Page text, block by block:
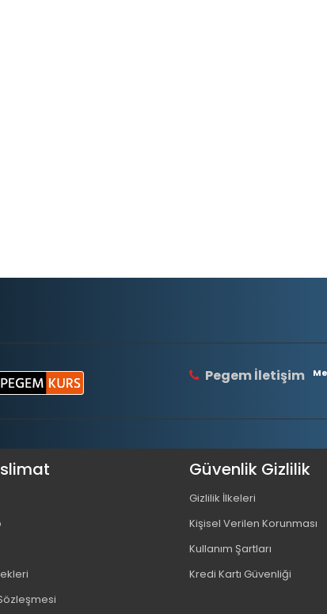
Pegem İletişim
Güvenlik Gizlilik
Gizlilik İlkeleri
Kişisel Verilen Korunması
Kullanım Şartları
Kredi Kartı Güvenliği